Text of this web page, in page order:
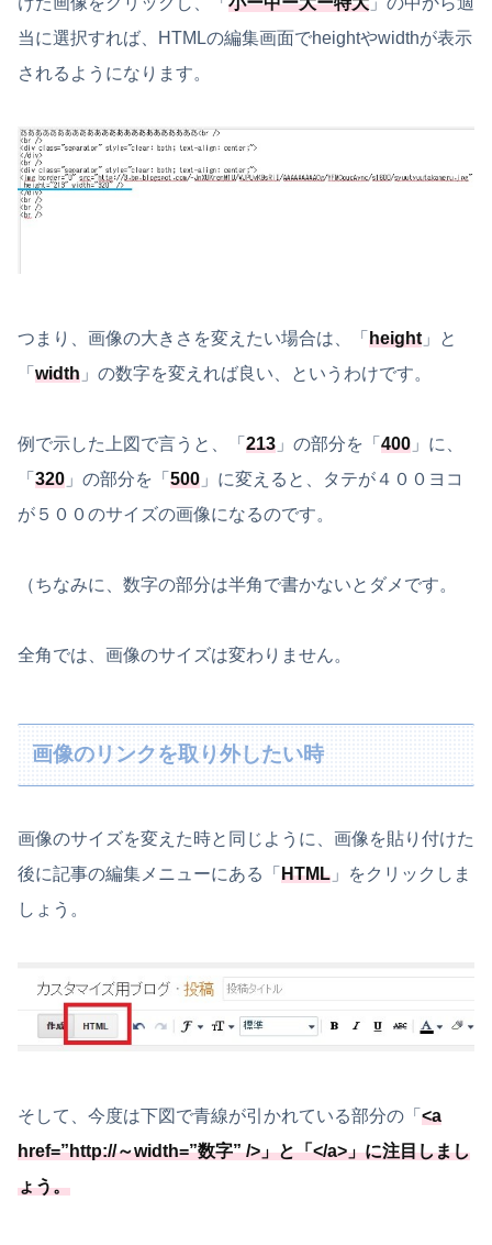
当に選択すれば、HTMLの編集画面でheightやwidthが表示
されるようになります。
つまり、画像の大きさを変えたい場合は、 「 height 」と
「 width 」の数字を変えれば良い、というわけです。
例で示した上図で言うと、「 213 」の部分を「 400 」に、
「 320 」の部分を「 500 」に変えると、タテが４００ヨコ
が５００のサイズの画像になるのです。
（ちなみに、数字の部分は半角で書かないとダメです。
全角では、画像のサイズは変わりません。
画像のリンクを取り外したい時
画像のサイズを変えた時と同じように、画像を貼り付けた
後に記事の編集メニューにある「 HTML 」をクリックしま
しょう。
そして、今度は下図で青線が引かれている部分の「 <a
href=”http://～width=”数字” />」と「</a>」に注目しまし
ょう。